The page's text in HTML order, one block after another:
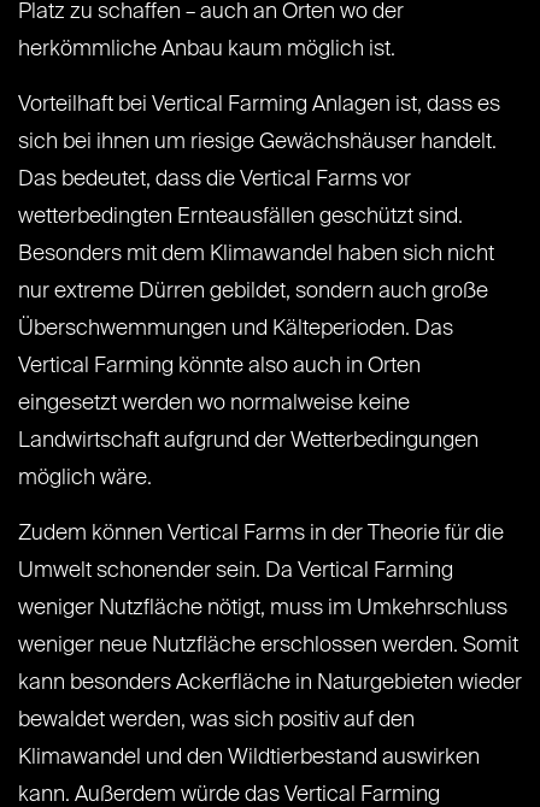
Platz zu schaffen – auch an Orten wo der
herkömmliche Anbau kaum möglich ist.
Vorteilhaft bei Vertical Farming Anlagen ist, dass es
sich bei ihnen um riesige Gewächshäuser handelt.
Das bedeutet, dass die Vertical Farms vor
wetterbedingten Ernteausfällen geschützt sind.
Besonders mit dem Klimawandel haben sich nicht
nur extreme Dürren gebildet, sondern auch große
Überschwemmungen und Kälteperioden. Das
Vertical Farming könnte also auch in Orten
eingesetzt werden wo normalweise keine
Landwirtschaft aufgrund der Wetterbedingungen
möglich wäre.
Zudem können Vertical Farms in der Theorie für die
Umwelt schonender sein. Da Vertical Farming
weniger Nutzfläche nötigt, muss im Umkehrschluss
weniger neue Nutzfläche erschlossen werden. Somit
kann besonders Ackerfläche in Naturgebieten wieder
bewaldet werden, was sich positiv auf den
Klimawandel und den Wildtierbestand auswirken
kann. Außerdem würde das Vertical Farming